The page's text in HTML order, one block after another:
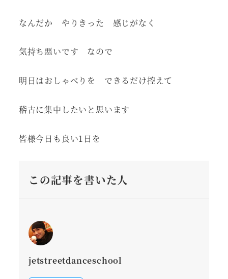
なんだか やりきった 感じがなく
気持ち悪いです なので
明日はおしゃべりを できるだけ控えて
稽古に集中したいと思います
皆様今日も良い1日を
この記事を書いた人
jetstreetdanceschool